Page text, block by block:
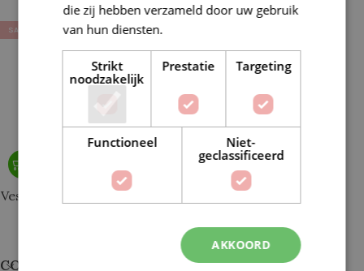
SALE
Vest gebreid Basta maat 42-
CONTACT
die zij hebben verzameld door uw gebruik
van hun diensten.
Strikt
noodzakelijk
Prestatie Targeting
Functioneel
Niet-
geclassificeerd
AKKOORD